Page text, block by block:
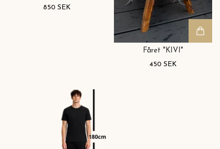
850 SEK
Fåret "KIVI"
450 SEK